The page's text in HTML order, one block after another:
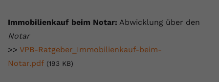
Immobilienkauf beim Notar: Abwicklung über den
Notar
>> VPB-Ratgeber_Immobilienkauf-beim-
Notar.pdf (193 KB)